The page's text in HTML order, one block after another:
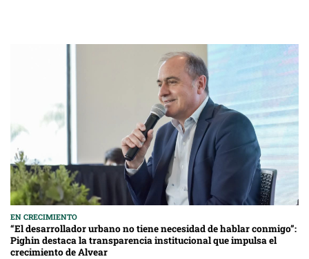
EN CRECIMIENTO
“El desarrollador urbano no tiene necesidad de hablar conmigo”:
Pighin destaca la transparencia institucional que impulsa el
crecimiento de Alvear